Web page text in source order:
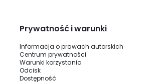
Prywatność i warunki
Informacja o prawach autorskich
Centrum prywatności
Warunki korzystania
Odcisk
Dostępność